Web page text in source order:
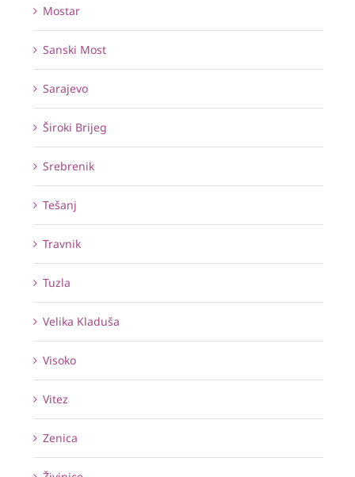
Mostar
Sanski Most
Sarajevo
Široki Brijeg
Srebrenik
Tešanj
Travnik
Tuzla
Velika Kladuša
Visoko
Vitez
Zenica